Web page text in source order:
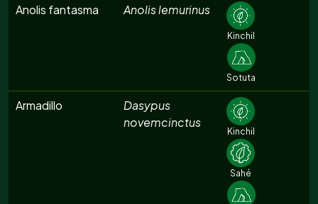
Anolis fantasma Anolis lemurinus
Kinchil
Sotuta
Armadillo
Dasypus
novemcinctus
Kinchil
Sahé